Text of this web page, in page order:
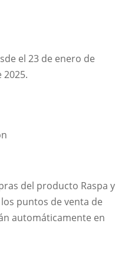
el 23 de enero de
2025.
del producto Raspa y
puntos de venta de
automáticamente en